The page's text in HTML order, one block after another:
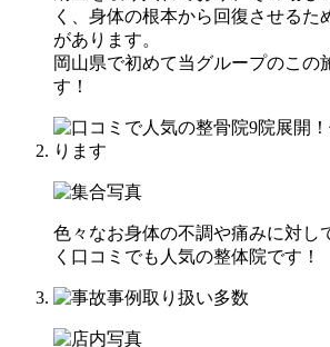
く、身体の根本から回復させるた
があります。
岡山県で初めて当グループのこの
す！
色々なお身体の不調や痛みに対し
く口コミでも人気の整体院です！